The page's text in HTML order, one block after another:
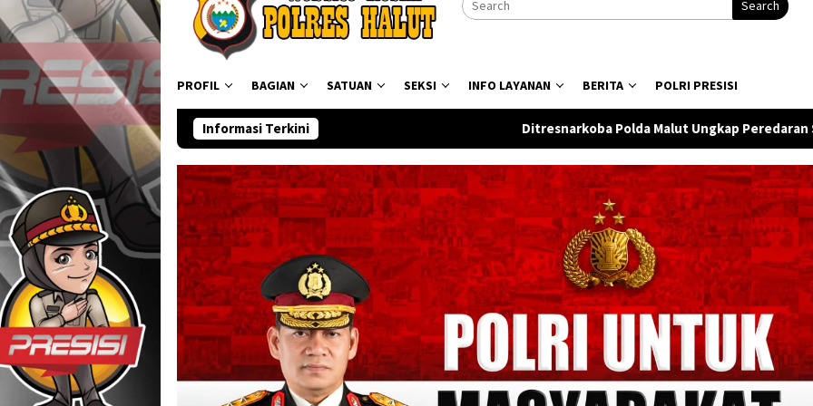
Search
PROFIL BAGIAN SATUAN SEKSI INFO LAYANAN BERITA POLRI PRESISI
Informasi Terkini Ditresnarkoba Polda Malut Ungkap Peredaran Sabu di Halmahera